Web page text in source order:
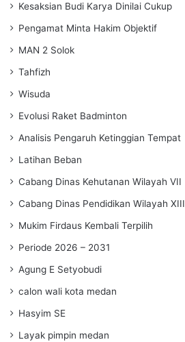
Kesaksian Budi Karya Dinilai Cukup
Pengamat Minta Hakim Objektif
MAN 2 Solok
Tahfizh
Wisuda
Evolusi Raket Badminton
Analisis Pengaruh Ketinggian Tempat
Latihan Beban
Cabang Dinas Kehutanan Wilayah VII
Cabang Dinas Pendidikan Wilayah XIII
Mukim Firdaus Kembali Terpilih
Periode 2026 – 2031
Agung E Setyobudi
calon wali kota medan
Hasyim SE
Layak pimpin medan